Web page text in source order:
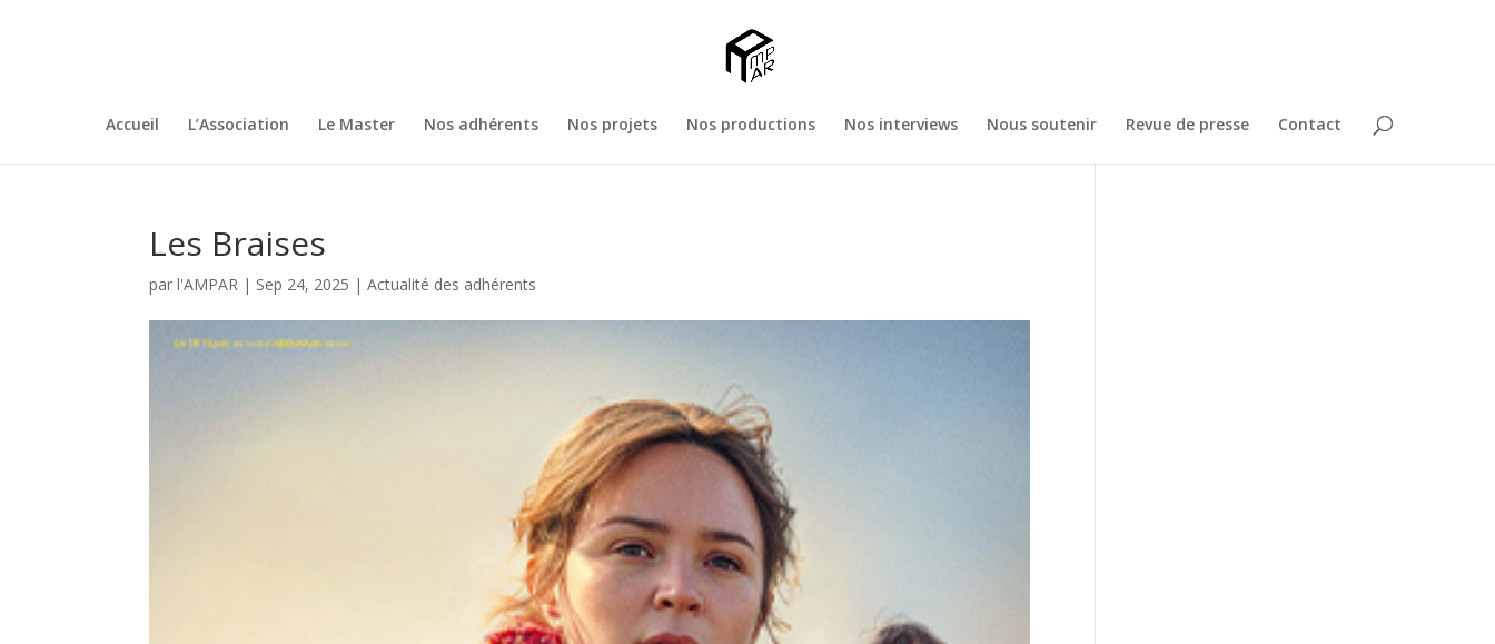
Accueil L’Association Le Master Nos adhérents Nos projets Nos productions Nos interviews Nous soutenir Revue de presse Contact
Les Braises
parl'AMPAR | Sep 24, 2025 |Actualité des adhérents